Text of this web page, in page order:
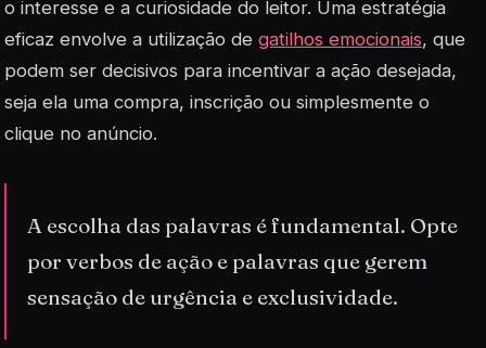
o interesse e a curiosidade do leitor. Uma estratégia
eficaz envolve a utilização de gatilhos emocionais, que
podem ser decisivos para incentivar a ação desejada,
seja ela uma compra, inscrição ou simplesmente o
clique no anúncio.
A escolha das palavras é fundamental. Opte
por verbos de ação e palavras que gerem
sensação de urgência e exclusividade.